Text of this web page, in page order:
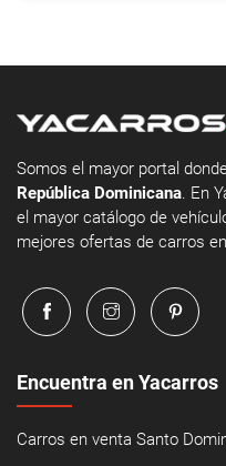
Somos el mayor portal
República Dominicana. En
el mayor catálogo de
mejores ofertas de carros
Encuentra en Yacarros
Carros en venta Santo